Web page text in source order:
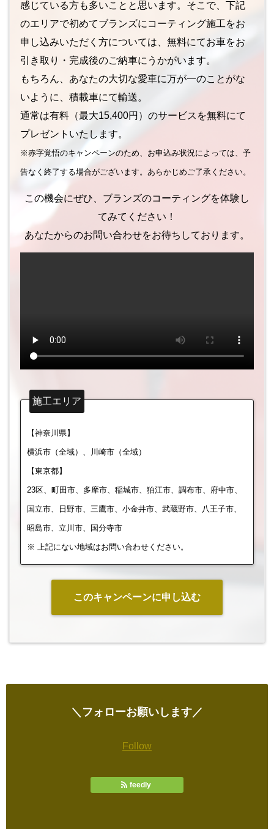
感じている方も多いことと思います。そこで、下記
のエリアで初めてブランズにコーティング施工をお
申し込みいただく方については、無料にてお車をお
引き取り・完成後のご納車にうかがいます。
もちろん、あなたの大切な愛車に万が一のことがな
いように、積載車にて輸送。
通常は有料（最大15,400円）のサービスを無料にて
プレゼントいたします。
※赤字覚悟のキャンペーンのため、お申込み状況によっては、予
告なく終了する場合がございます。あらかじめご了承ください。
この機会にぜひ、ブランズのコーティングを体験し
てみてください！
あなたからのお問い合わせをお待ちしております。
施工エリア
【神奈川県】
横浜市（全域）、川崎市（全域）
【東京都】
23区、町田市、多摩市、稲城市、狛江市、調布市、府中市、
国立市、日野市、三鷹市、小金井市、武蔵野市、八王子市、
昭島市、立川市、国分寺市
※ 上記にない地域はお問い合わせください。
このキャンペーンに申し込む
＼フォローお願いします／
Follow
feedly